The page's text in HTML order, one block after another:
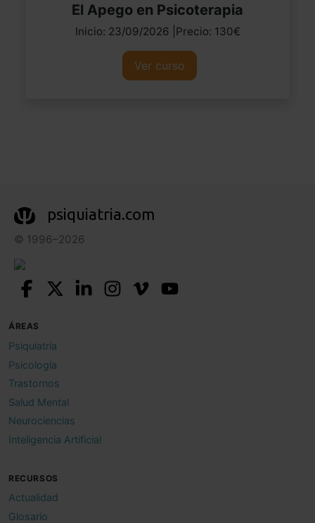
El Apego en Psicoterapia
Inicio: 23/09/2026 |Precio: 130€
Ver curso
psiquiatria.com
© 1996–2026
ÁREAS
Psiquiatría
Psicología
Trastornos
Salud Mental
Neurociencias
Inteligencia Artificial
RECURSOS
Actualidad
Glosario